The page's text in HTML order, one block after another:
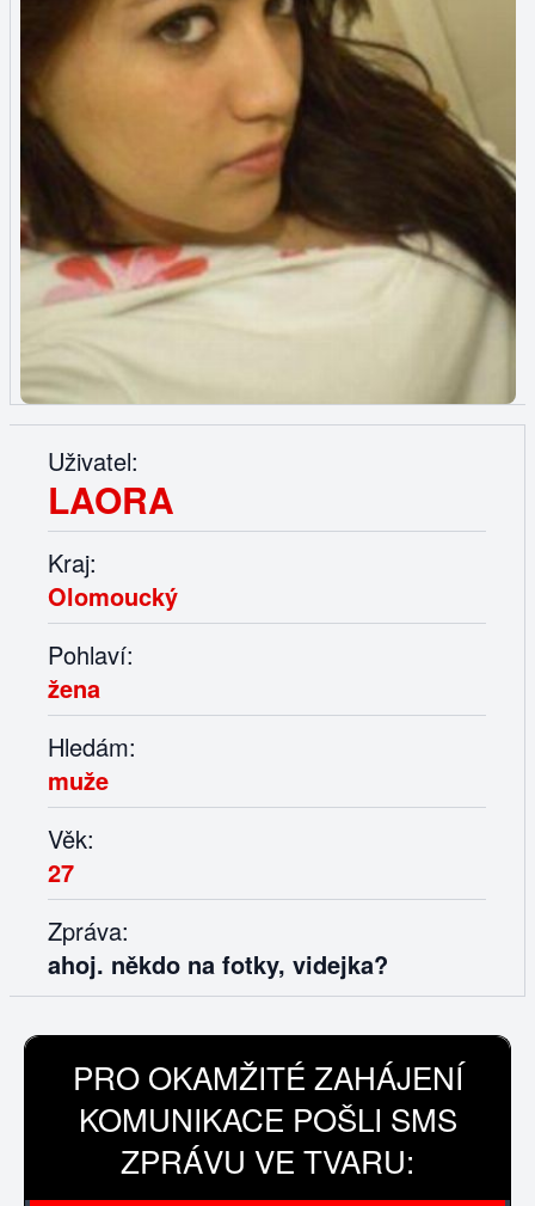
Uživatel:
LAORA
Kraj:
Olomoucký
Pohlaví:
žena
Hledám:
muže
Věk:
27
Zpráva:
ahoj. někdo na fotky, videjka?
PRO OKAMŽITÉ ZAHÁJENÍ
KOMUNIKACE POŠLI SMS
ZPRÁVU VE TVARU: